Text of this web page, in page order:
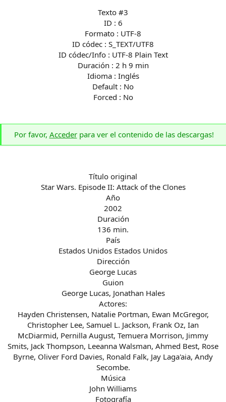
Texto #3
ID : 6
Formato : UTF-8
ID códec : S_TEXT/UTF8
ID códec/Info : UTF-8 Plain Text
Duración : 2 h 9 min
Idioma : Inglés
Default : No
Forced : No
Por favor, Accederpara ver el contenido de las descargas!
Título original
Star Wars. Episode II: Attack of the Clones
Año
2002
Duración
136 min.
País
Estados Unidos Estados Unidos
Dirección
George Lucas
Guion
George Lucas, Jonathan Hales
Actores:
Hayden Christensen, Natalie Portman, Ewan McGregor,
Christopher Lee, Samuel L. Jackson, Frank Oz, Ian
McDiarmid, Pernilla August, Temuera Morrison, Jimmy
Smits, Jack Thompson, Leeanna Walsman, Ahmed Best, Rose
Byrne, Oliver Ford Davies, Ronald Falk, Jay Laga'aia, Andy
Secombe.
Música
John Williams
Fotografía